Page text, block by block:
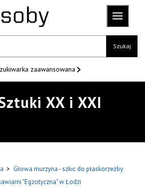
Szukaj
zaawansowana
XX i XXI
> Głowa murzyna - szkic do płaskorzeźby
"Egzotyczna" w Łodzi